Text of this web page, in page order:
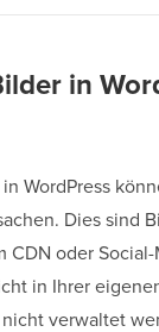
in
WordPress
Dies sind
CDN oder
in Ihrer
verwaltet